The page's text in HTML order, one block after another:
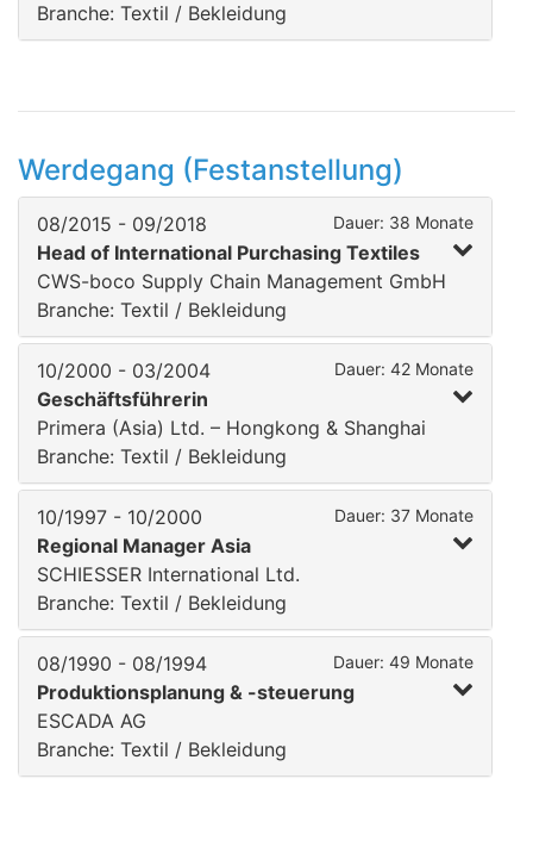
Branche: Textil / Bekleidung
Werdegang (Festanstellung)
08/2015 - 09/2018 Dauer: 38 Monate
Head of International Purchasing Textiles
CWS-boco Supply Chain Management GmbH
Branche: Textil / Bekleidung
10/2000 - 03/2004 Dauer: 42 Monate
Geschäftsführerin
Primera (Asia) Ltd. – Hongkong & Shanghai
Branche: Textil / Bekleidung
10/1997 - 10/2000 Dauer: 37 Monate
Regional Manager Asia
SCHIESSER International Ltd.
Branche: Textil / Bekleidung
08/1990 - 08/1994 Dauer: 49 Monate
Produktionsplanung & -steuerung
ESCADA AG
Branche: Textil / Bekleidung